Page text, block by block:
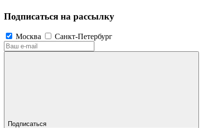
Подписаться на рассылку
Москва Санкт-Петербург
Подписаться